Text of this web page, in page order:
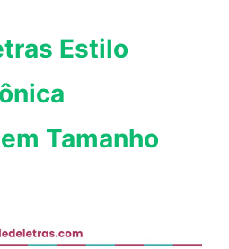
Estilo
Tamanho